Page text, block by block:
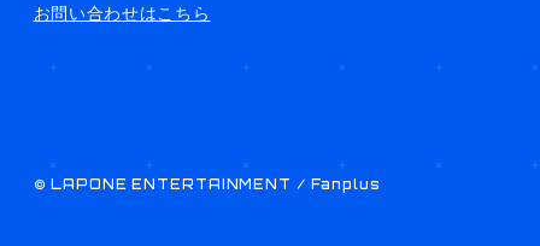
お問い合わせはこちら
© LAPONE ENTERTAINMENT / Fanplus